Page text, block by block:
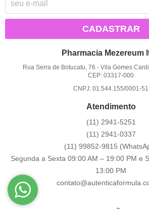
CADASTRAR
Pharmacia Mezereum
Rua Serra de Botucatu, 76 -Vila Gomes
CEP: 03317-000
CNPJ: 01.544.155/0001-51
Atendimento
(11) 2941-5251
(11) 2941-0337
(11) 99852-9815
Segunda a Sexta 09:00 AM – 19:00 PM e
13:00 PM